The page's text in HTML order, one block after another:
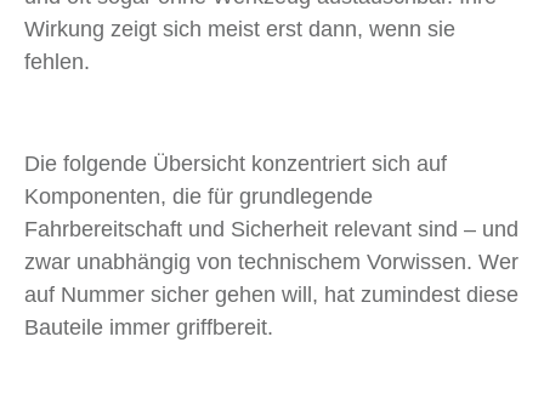
Wirkung zeigt sich meist erst dann, wenn sie
fehlen.
Die folgende Übersicht konzentriert sich auf
Komponenten, die für grundlegende
Fahrbereitschaft und Sicherheit relevant sind – und
zwar unabhängig von technischem Vorwissen. Wer
auf Nummer sicher gehen will, hat zumindest diese
Bauteile immer griffbereit.